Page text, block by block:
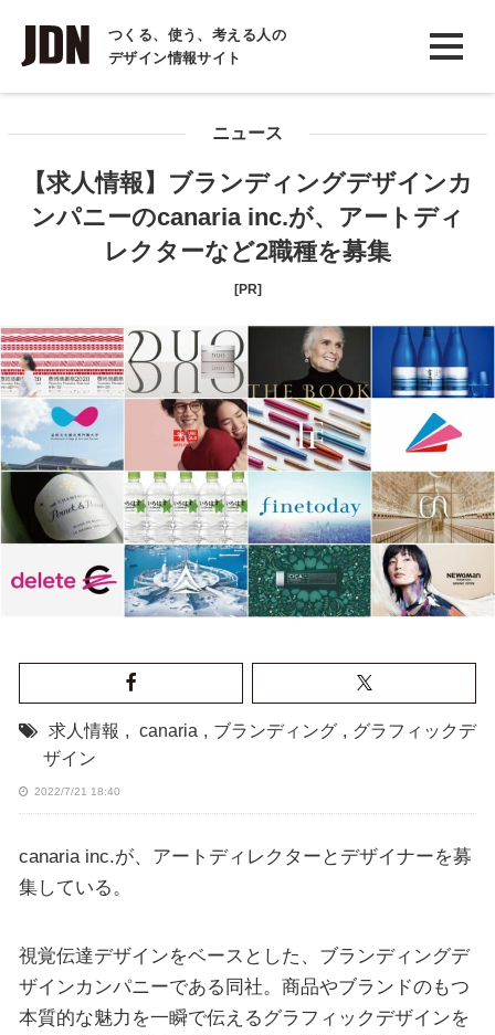
つくる、使う、考える人の
デザイン情報サイト
INTERVIEW
インタビュー
COLUMN
コラム
ニュース
【求人情報】ブランディングデザインカ
ンパニーのcanaria inc.が、アートディ
レクターなど2職種を募集
[PR]
求人情報 , canaria , ブランディング , グラフィックデ
ザイン
2022/7/21 18:40
canaria inc.が、アートディレクターとデザイナーを募
集している。
視覚伝達デザインをベースとした、ブランディングデ
ザインカンパニーである同社。商品やブランドのもつ
本質的な魅力を一瞬で伝えるグラフィックデザインを